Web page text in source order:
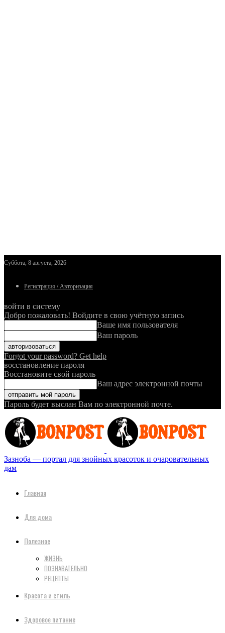
Суббота, 8 августа, 2026
Регистрация / Авторизация
войти в систему
Добро пожаловать! Войдите в свою учётную запись
Ваше имя пользователя
Ваш пароль
Forgot your password? Get help
восстановление пароля
Восстановите свой пароль
Ваш адрес электронной почты
Пароль будет выслан Вам по электронной почте.
Зазноба — портал для знойных красоток и очаровательных
дам
Главная
Для дома
Полезное
ЖИЗНЬ
ПОЗНАВАТЕЛЬНО
РЕЦЕПТЫ
Красота и стиль
Здоровое питание